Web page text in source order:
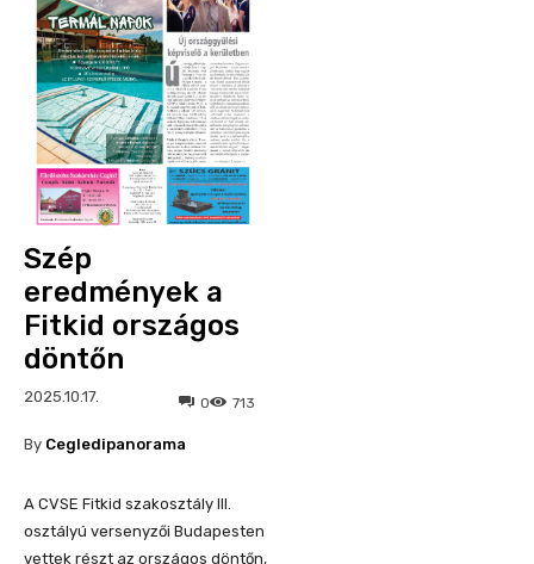
Szép
eredmények a
Fitkid országos
döntőn
2025.10.17. 713
0
By Cegledipanorama
A CVSE Fitkid szakosztály III.
osztályú versenyzői Budapesten
vettek részt az országos döntőn,